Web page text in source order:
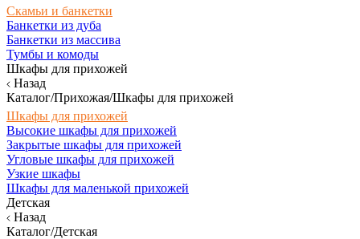
Скамьи и банкетки
Банкетки из дуба
Банкетки из массива
Тумбы и комоды
Шкафы для прихожей
Назад
Каталог/Прихожая/Шкафы для прихожей
Шкафы для прихожей
Высокие шкафы для прихожей
Закрытые шкафы для прихожей
Угловые шкафы для прихожей
Узкие шкафы
Шкафы для маленькой прихожей
Детская
Назад
Каталог/Детская